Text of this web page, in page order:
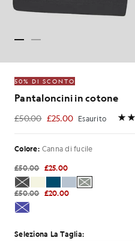
50% DI SCONTO
Pantaloncini in cotone
£50.00 £25.00 Esaurito
£25.00
Colore: Canna di fucile
£50.00 £25.00
£50.00 £20.00
Seleziona La Taglia: